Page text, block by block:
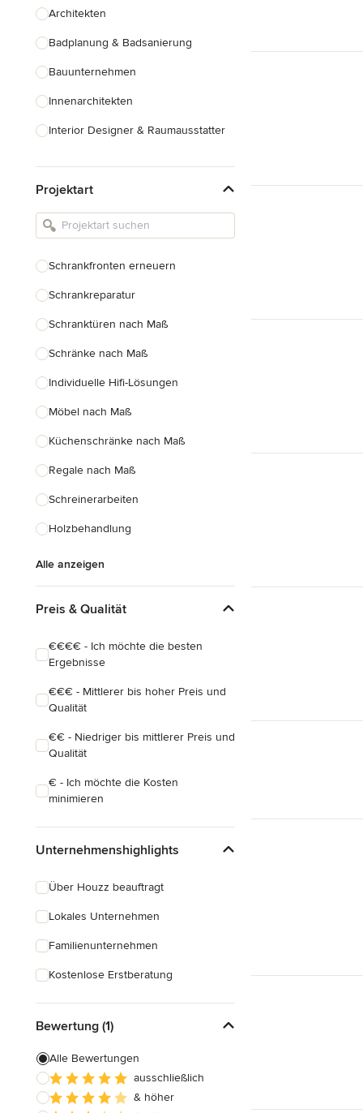
Architekten
Badplanung & Badsanierung
Bauunternehmen
Innenarchitekten
Interior Designer & Raumausstatter
Landschaftsarchitekten
Armaturen & Sanitärbedarf
Projektart
Schrankfronten erneuern
Schrankreparatur
Schranktüren nach Maß
Schränke nach Maß
Individuelle Hifi-Lösungen
Möbel nach Maß
Küchenschränke nach Maß
Regale nach Maß
Schreinerarbeiten
Holzbehandlung
Alle anzeigen
Preis & Qualität
€€€€ - Ich möchte die besten
Ergebnisse
€€€ - Mittlerer bis hoher Preis und
Qualität
€€ - Niedriger bis mittlerer Preis und
Qualität
€ - Ich möchte die Kosten
minimieren
Unternehmenshighlights
Über Houzz beauftragt
Lokales Unternehmen
Familienunternehmen
Kostenlose Erstberatung
Bewertung (1)
Alle Bewertungen
ausschließlich
& höher